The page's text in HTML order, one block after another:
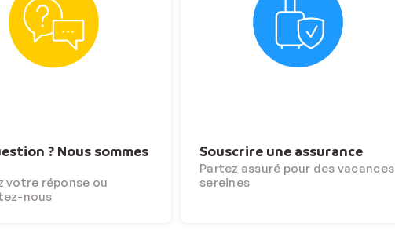
? Nous sommes
votre réponse ou
nous
Souscrire une assurance
Partez assuré pour des vacances
sereines